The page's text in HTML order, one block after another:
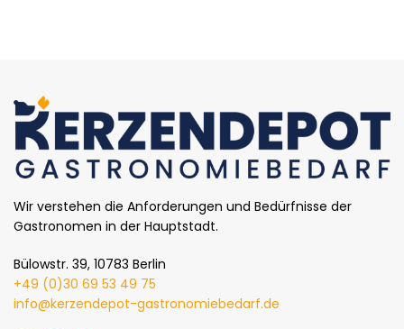
Wir verstehen die Anforderungen und Bedürfnisse der
Gastronomen in der Hauptstadt.
Bülowstr. 39, 10783 Berlin
+49 (0)30 69 53 49 75
info@kerzendepot-gastronomiebedarf.de